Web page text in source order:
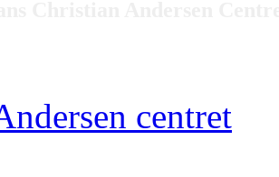
centret